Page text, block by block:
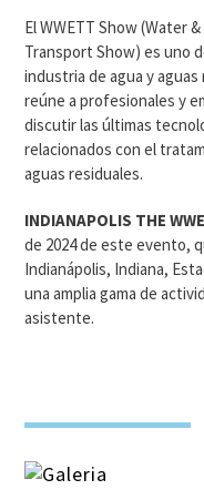
El WWETT Show (Water
Transport Show) es uno
industria de agua y
reúne a profesionales y
discutir las últimas
relacionados con el
aguas residuales.
INDIANAPOLIS THE
de 2024 de este evento,
Indianápolis, Indiana,
una amplia gama de
asistente.